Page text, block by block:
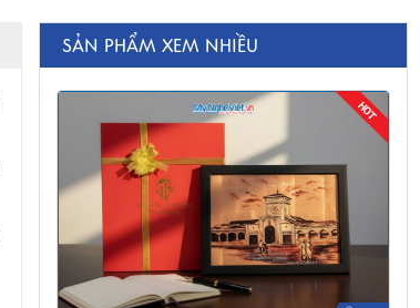
SẢN PHẨM XEM NHIỀU